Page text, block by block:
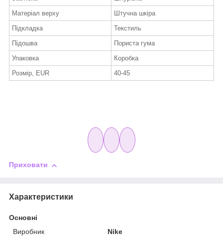
Матеріал верху
Штучна шкіра
Підкладка
Текстиль
Підошва
Пориста гума
Упаковка
Коробка
Розмір, EUR
40-45
Приховати
Характеристики
Основні
Виробник
Nike